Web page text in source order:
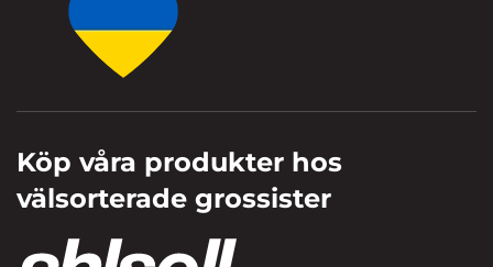
Köp våra produkter hos
välsorterade grossister